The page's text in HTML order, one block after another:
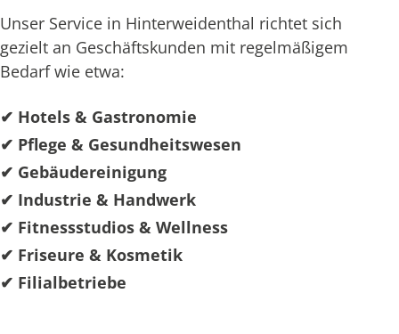
Unser Service in Hinterweidenthal richtet sich
gezielt an Geschäftskunden mit regelmäßigem
Bedarf wie etwa:
✔ Hotels & Gastronomie
✔ Pflege & Gesundheitswesen
✔ Gebäudereinigung
✔ Industrie & Handwerk
✔ Fitnessstudios & Wellness
✔ Friseure & Kosmetik
✔ Filialbetriebe